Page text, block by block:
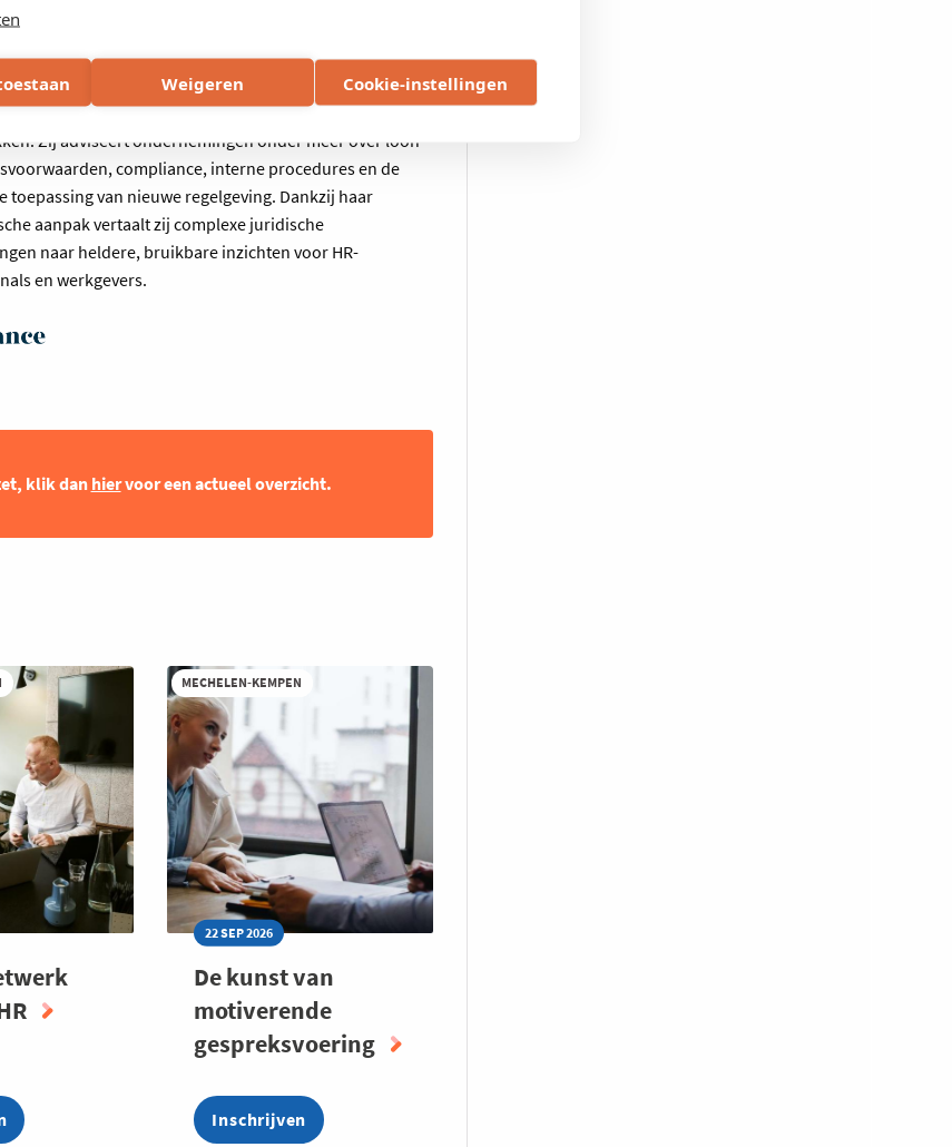
Weigeren Cookie-instellingen
bij advocatenkantoor Reliance en begeleidt
bij uiteenlopende HR- en employment law-
Zij adviseert ondernemingen onder meer over loon-
compliance, interne procedures en de
toepassing van nieuwe regelgeving. Dankzij haar
aanpak vertaalt zij complexe juridische
naar heldere, bruikbare inzichten voor HR-
en werkgevers.
klik dan hiervoor een actueel overzicht.
MECHELEN-KEMPEN
22 SEP 2026
De kunst van
motiverende
gespreksvoering
Inschrijven